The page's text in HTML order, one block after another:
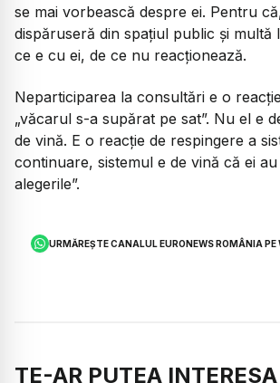
se mai vorbească despre ei. Pentru
dispăruseră din spațiul public și multă
ce e cu ei, de ce nu reacționează.
Neparticiparea la consultări e o
„văcarul s-a supărat pe sat”. Nu el e
de vină. E o reacție de respingere a
continuare, sistemul e de vină că ei
alegerile”.
URMĂREȘTE CANALUL EURONEWS ROMÂNIA
TE-AR PUTEA